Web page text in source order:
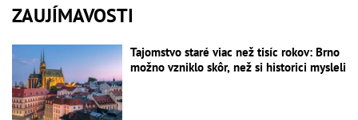
ZAUJÍMAVOSTI
Tajomstvo staré viac než tisíc rokov: Brno
možno vzniklo skôr, než si historici mysleli